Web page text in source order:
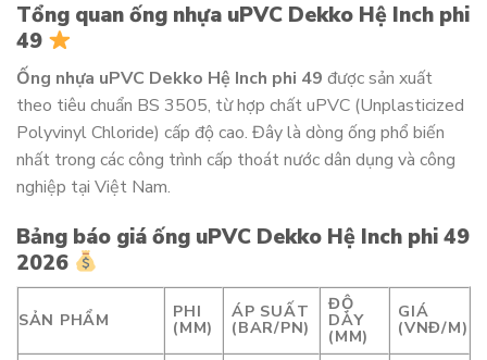
Tổng quan ống nhựa uPVC Dekko Hệ Inch phi
49
Ống nhựa uPVC Dekko Hệ Inch phi 49 được sản xuất
theo tiêu chuẩn BS 3505, từ hợp chất uPVC (Unplasticized
Polyvinyl Chloride) cấp độ cao. Đây là dòng ống phổ biến
nhất trong các công trình cấp thoát nước dân dụng và công
nghiệp tại Việt Nam.
Bảng báo giá ống uPVC Dekko Hệ Inch phi 49
2026
SẢN PHẨM PHI
(MM)
ÁP SUẤT
(BAR/PN)
ĐỘ
DÀY
(MM)
GIÁ
(VNĐ/M)